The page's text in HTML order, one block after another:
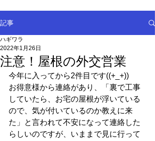
記事
注意！屋根の外交営業
ハギワラ
2022年1月26日
今年に入ってから2件目です((+_+))
お得意様から連絡があり、「裏で工事
していたら、お宅の屋根が浮いている
ので、気が付いているのか教えに来
た」と言われて不安になって連絡した
らしいのですが、いままで見に行って